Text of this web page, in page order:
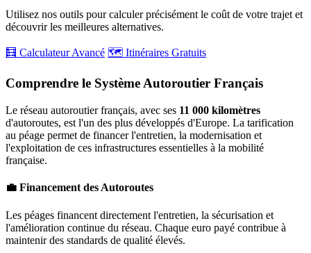
Utilisez nos outils pour calculer précisément le coût de votre trajet et
découvrir les meilleures alternatives.
🧮 Calculateur Avancé 🗺️ Itinéraires Gratuits
Comprendre le Système Autoroutier Français
Le réseau autoroutier français, avec ses 11 000 kilomètres
d'autoroutes, est l'un des plus développés d'Europe. La tarification
au péage permet de financer l'entretien, la modernisation et
l'exploitation de ces infrastructures essentielles à la mobilité
française.
💼 Financement des Autoroutes
Les péages financent directement l'entretien, la sécurisation et
l'amélioration continue du réseau. Chaque euro payé contribue à
maintenir des standards de qualité élevés.